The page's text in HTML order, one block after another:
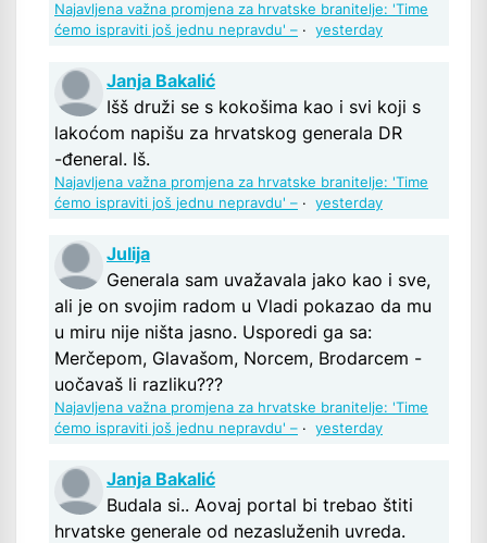
Najavljena važna promjena za hrvatske branitelje: 'Time
ćemo ispraviti još jednu nepravdu' – · yesterday
Janja Bakalić
Išš druži se s kokošima kao i svi koji s
lakoćom napišu za hrvatskog generala DR
-đeneral. Iš.
Najavljena važna promjena za hrvatske branitelje: 'Time
ćemo ispraviti još jednu nepravdu' – · yesterday
Julija
Generala sam uvažavala jako kao i sve,
ali je on svojim radom u Vladi pokazao da mu
u miru nije ništa jasno. Usporedi ga sa:
Merčepom, Glavašom, Norcem, Brodarcem -
uočavaš li razliku???
Najavljena važna promjena za hrvatske branitelje: 'Time
ćemo ispraviti još jednu nepravdu' – · yesterday
Janja Bakalić
Budala si.. Aovaj portal bi trebao štiti
hrvatske generale od nezasluženih uvreda.